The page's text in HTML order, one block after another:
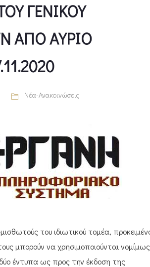
ΓΕΝΙΚΟΥ
ΑΠΟ ΑΥΡΙΟ
Νέα-Ανακοινώσεις
του ιδιωτικού τομέα,
μπορούν να χρησιμοποιούνται νομίμως
έντυπα ως προς την έκδοση της